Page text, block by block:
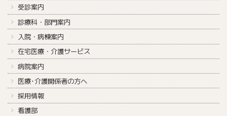
受診案内
診療科・部門案内
入院・病棟案内
在宅医療・介護サービス
病院案内
医療･介護関係者の方へ
採用情報
看護部